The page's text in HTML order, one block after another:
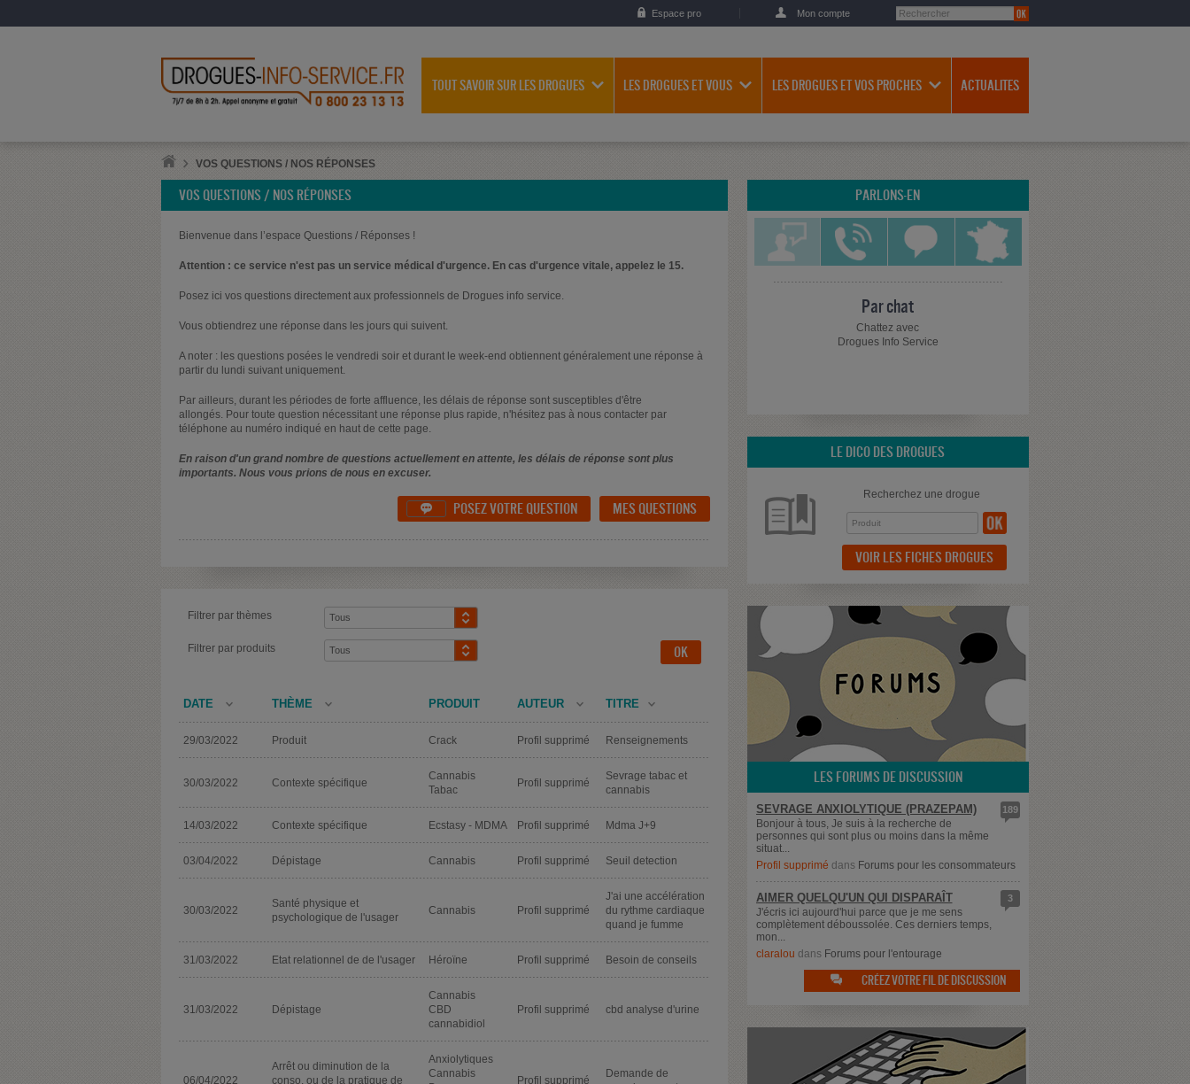
Espace pro Mon compte
TOUT SAVOIR SUR LES DROGUES LES DROGUES ET VOUS LES DROGUES ET VOS PROCHES ACTUALITES
VOS QUESTIONS / NOS RÉPONSES
VOS QUESTIONS / NOS RÉPONSES
Bienvenue dans l’espace Questions / Réponses !
Attention : ce service n'est pas un service médical d'urgence. En cas d'urgence vitale, appelez le 15.
Posez ici vos questions directement aux professionnels de Drogues info service.
Vous obtiendrez une réponse dans les jours qui suivent.
A noter : les questions posées le vendredi soir et durant le week-end obtiennent généralement une réponse à
partir du lundi suivant uniquement.
Par ailleurs, durant les périodes de forte affluence, les délais de réponse sont susceptibles d'être
allongés. Pour toute question nécessitant une réponse plus rapide, n'hésitez pas à nous contacter par
téléphone au numéro indiqué en haut de cette page.
En raison d'un grand nombre de questions actuellement en attente, les délais de réponse sont plus
importants. Nous vous prions de nous en excuser.
 POSEZ VOTRE QUESTION MES QUESTIONS
Filtrer par thèmes
Filtrer par produits
DATE THÈME PRODUIT AUTEUR TITRE
29/03/2022 Produit Crack Profil supprimé Renseignements
30/03/2022 Contexte spécifique
Cannabis
Tabac
Profil supprimé
Sevrage tabac et
cannabis
14/03/2022 Contexte spécifique Ecstasy - MDMA Profil supprimé Mdma J+9
03/04/2022 Dépistage Cannabis Profil supprimé Seuil detection
30/03/2022
Santé physique et
psychologique de l'usager
Cannabis Profil supprimé
J'ai une accélération
du rythme cardiaque
quand je fumme
31/03/2022 Etat relationnel de de l'usager Héroïne Profil supprimé Besoin de conseils
31/03/2022 Dépistage
Cannabis
CBD
cannabidiol
Profil supprimé cbd analyse d'urine
06/04/2022
Arrêt ou diminution de la
conso. ou de la pratique de
Anxiolytiques
Cannabis
Profil supprimé
Demande de
PARLONS-EN
Par chat
Chattez avec
Drogues Info Service
LE DICO DES DROGUES
Recherchez une drogue
VOIR LES FICHES DROGUES
LES FORUMS DE DISCUSSION
189
SEVRAGE ANXIOLYTIQUE (PRAZEPAM)
Bonjour à tous, Je suis à la recherche de
personnes qui sont plus ou moins dans la même
situat...
Profil supprimé dans Forums pour les consommateurs
3
AIMER QUELQU'UN QUI DISPARAÎT
J'écris ici aujourd'hui parce que je me sens
complètement déboussolée. Ces derniers temps,
mon...
claralou dans Forums pour l'entourage
 CRÉEZ VOTRE FIL DE DISCUSSION